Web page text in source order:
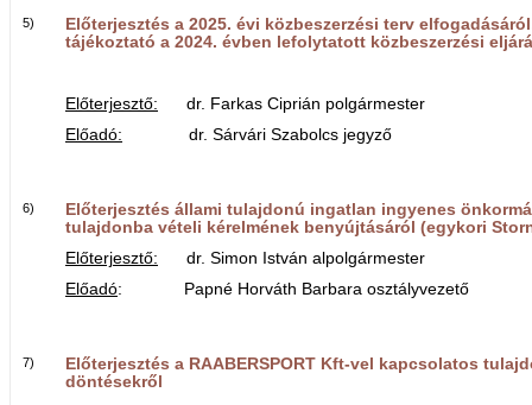
5)
Előterjesztés a 2025. évi közbeszerzési terv
tájékoztató a 2024. évben lefolytatott közbeszerzési
Előterjesztő: dr. Farkas Ciprián polgármester
Előadó: dr. Sárvári Szabolcs jegyző
6)
Előterjesztés állami tulajdonú ingatlan ingyenes
tulajdonba vételi kérelmének benyújtásáról (egykori
Előterjesztő: dr. Simon István alpolgármester
Előadó: Papné Horváth Barbara osztályvezető
7)
Előterjesztés a RAABERSPORT Kft-vel kapcsolatos
döntésekről